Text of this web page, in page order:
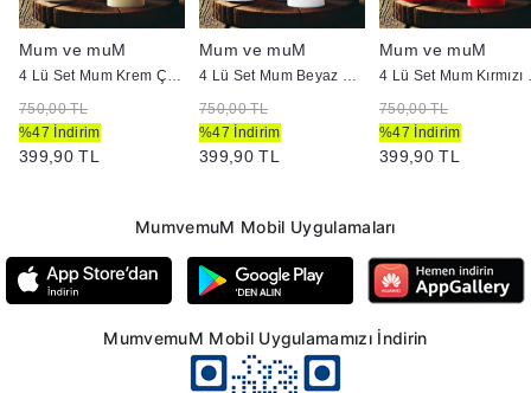
Mum ve muM
4 Lü Set Mum Krem Çap :5 cm
750,00 TL
%47 İndirim
399,90 TL
Mum ve muM
4 Lü Set Mum Beyaz Çap :5 cm
750,00 TL
%47 İndirim
399,90 TL
Mum ve muM
4 Lü
750,00 TL
%47 İndirim
399,90 TL
MumvemuM Mobil Uygulamaları
MumvemuM Mobil Uygulamamızı İndirin